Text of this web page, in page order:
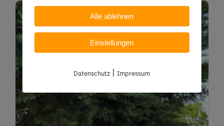
Alle ablehnen
Einstellungen
Datenschutz |Impressum